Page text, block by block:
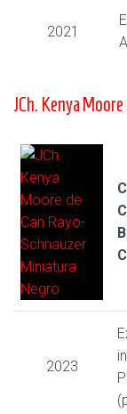
2021
JCh. Kenya Moore
2023